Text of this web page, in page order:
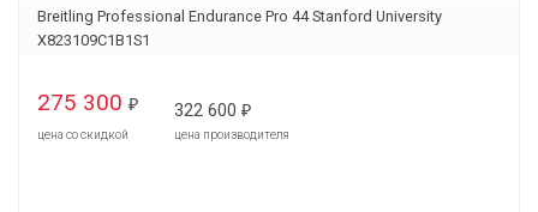
Breitling Professional Endurance Pro 44 Stanford University
X823109C1B1S1
275 300 ₽
цена со скидкой
322 600 ₽
цена производителя